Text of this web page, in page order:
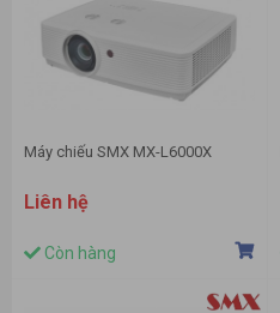
Máy chiếu SMX MX-L6000X
Liên hệ
Còn hàng